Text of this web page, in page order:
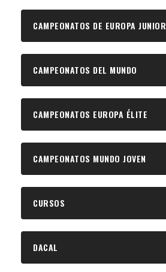
CAMPEONATOS DE EUROPA JUNIOR
CAMPEONATOS DEL MUNDO
CAMPEONATOS EUROPA ÉLITE
CAMPEONATOS MUNDO JOVEN
CURSOS
DACAL